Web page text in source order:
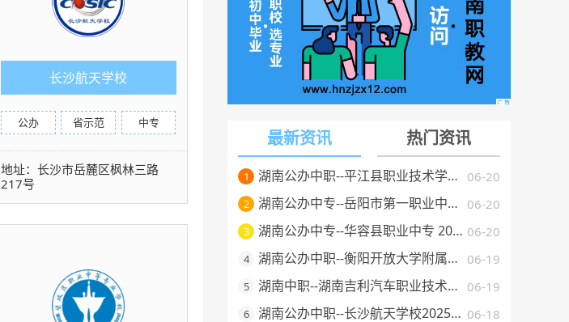
长沙航天学校
公办 省示范 中专
地址：长沙市岳麓区枫林三路
217号
最新资讯 热门资讯
1 06-20
湖南公办中职--平江县职业技术学校 2025 年招生简章
2 06-20
湖南公办中专--岳阳市第一职业中等专业学校 2025 年招生简章
3 06-20
湖南公办中专--华容县职业中专 2025 年招生简章
4 06-19
湖南公办中职--衡阳开放大学附属中等职业学校 2025 年招生简章
5 06-19
湖南中职--湖南吉利汽车职业技术学院2025年普通高校招生章程
6 06-18
湖南公办中职--长沙航天学校2025年招生简章